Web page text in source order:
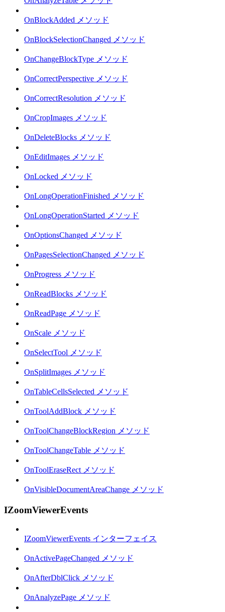
OnBlockAdded メソッド
OnBlockSelectionChanged メソッド
OnChangeBlockType メソッド
OnCorrectPerspective メソッド
OnCorrectResolution メソッド
OnCropImages メソッド
OnDeleteBlocks メソッド
OnEditImages メソッド
OnLocked メソッド
OnLongOperationFinished メソッド
OnLongOperationStarted メソッド
OnOptionsChanged メソッド
OnPagesSelectionChanged メソッド
OnProgress メソッド
OnReadBlocks メソッド
OnReadPage メソッド
OnScale メソッド
OnSelectTool メソッド
OnSplitImages メソッド
OnTableCellsSelected メソッド
OnToolAddBlock メソッド
OnToolChangeBlockRegion メソッド
OnToolChangeTable メソッド
OnToolEraseRect メソッド
OnVisibleDocumentAreaChange メソッド
IZoomViewerEvents
IZoomViewerEvents インターフェイス
OnActivePageChanged メソッド
OnAfterDblClick メソッド
OnAnalyzePage メソッド